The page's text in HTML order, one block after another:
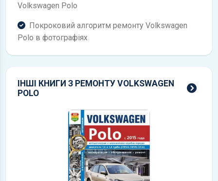
Volkswagen Polo
Покроковий алгоритм ремонту Volkswagen
Polo в фотографіях
ІНШІ КНИГИ З РЕМОНТУ VOLKSWAGEN
POLO